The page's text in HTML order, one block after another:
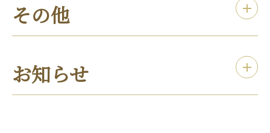
その他
お知らせ